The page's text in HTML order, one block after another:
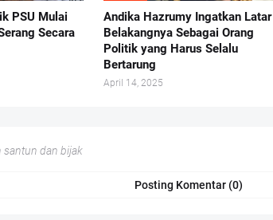
PSU Mulai
Secara
Andika Hazrumy Ingatkan Latar
Belakangnya Sebagai Orang
Politik yang Harus Selalu
Bertarung
April 14, 2025
dan bijak
Posting Komentar (0)